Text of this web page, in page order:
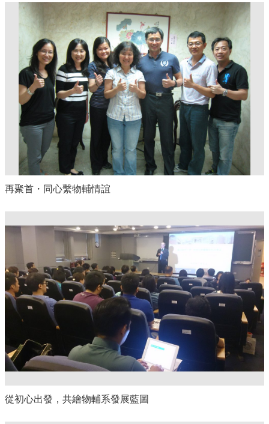
再聚首・同心繫物輔情誼
從初心出發，共繪物輔系發展藍圖